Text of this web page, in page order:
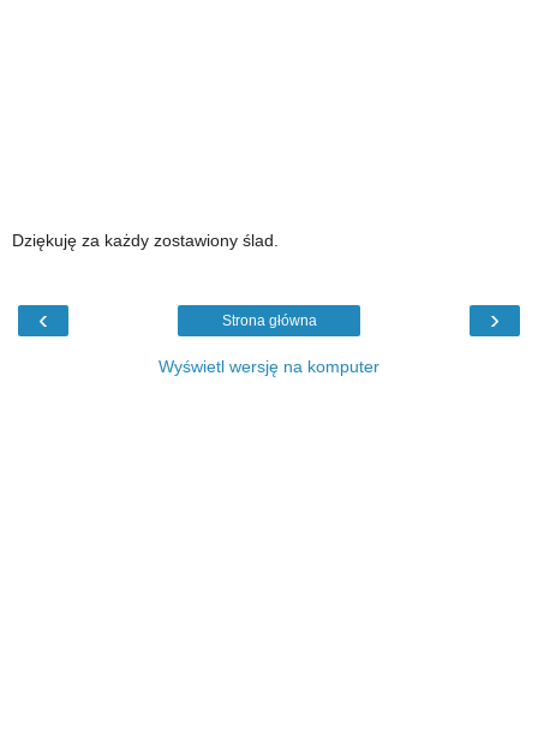
Dziękuję za każdy zostawiony ślad.
‹ ›
Strona główna
Wyświetl wersję na komputer